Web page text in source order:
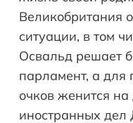
Великобритания
ситуации, в том
Освальд решает
парламент, а для
очков женится
иностранных